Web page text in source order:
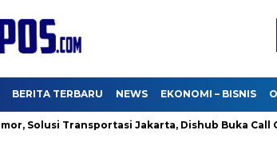
BERITA TERBARU NEWS EKONOMI – BISNIS
Transportasi Jakarta, Dishub Buka Call Center